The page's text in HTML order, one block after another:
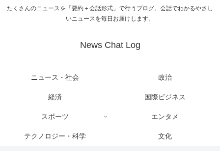
たくさんのニュースを「要約＋会話形式」で行うブログ。会話でわかるやさし
いニュースを毎日お届けします。
News Chat Log
ニュース・社会 政治
経済 国際ビジネス
スポーツ エンタメ
テクノロジー・科学 文化